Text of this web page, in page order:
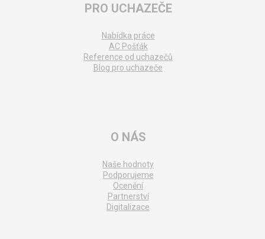
PRO UCHAZEČE
Nabídka práce
AC Pošťák
Reference od uchazečů
Blog pro uchazeče
O NÁS
Naše hodnoty
Podporujeme
Ocenění
Partnerství
Digitalizace